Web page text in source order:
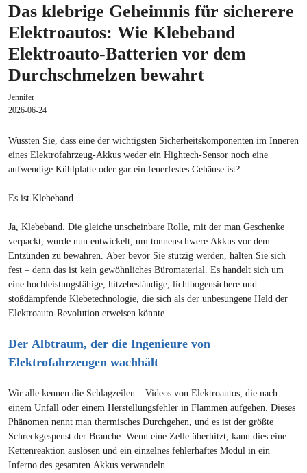
Das klebrige Geheimnis für sicherere
Elektroautos: Wie Klebeband
Elektroauto-Batterien vor dem
Durchschmelzen bewahrt
Jennifer
2026-06-24
Wussten Sie, dass eine der wichtigsten Sicherheitskomponenten im Inneren
eines Elektrofahrzeug-Akkus weder ein Hightech-Sensor noch eine
aufwendige Kühlplatte oder gar ein feuerfestes Gehäuse ist?
Es ist Klebeband.
Ja, Klebeband. Die gleiche unscheinbare Rolle, mit der man Geschenke
verpackt, wurde nun entwickelt, um tonnenschwere Akkus vor dem
Entzünden zu bewahren. Aber bevor Sie stutzig werden, halten Sie sich
fest – denn das ist kein gewöhnliches Büromaterial. Es handelt sich um
eine hochleistungsfähige, hitzebeständige, lichtbogensichere und
stoßdämpfende Klebetechnologie, die sich als der unbesungene Held der
Elektroauto-Revolution erweisen könnte.
Der Albtraum, der die Ingenieure von
Elektrofahrzeugen wachhält
Wir alle kennen die Schlagzeilen – Videos von Elektroautos, die nach
einem Unfall oder einem Herstellungsfehler in Flammen aufgehen. Dieses
Phänomen nennt man thermisches Durchgehen, und es ist der größte
Schreckgespenst der Branche. Wenn eine Zelle überhitzt, kann dies eine
Kettenreaktion auslösen und ein einzelnes fehlerhaftes Modul in ein
Inferno des gesamten Akkus verwandeln.